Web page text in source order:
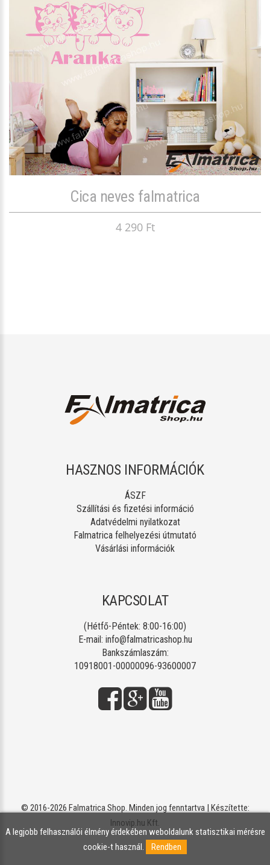
Cica neves falmatrica
4 290 Ft
HASZNOS INFORMÁCIÓK
ÁSZF
Szállítási és fizetési információ
Adatvédelmi nyilatkozat
Falmatrica felhelyezési útmutató
Vásárlási információk
KAPCSOLAT
(Hétfő-Péntek: 8:00-16:00)
E-mail: info@falmatricashop.hu
Bankszámlaszám:
10918001-00000096-93600007
© 2016-2026 Falmatrica Shop. Minden jog fenntartva | Készítette:
Innovip.hu Kft.
A legjobb felhasználói élmény érdekében weboldalunk statisztikai mérésre
cookie-t használ.
Rendben